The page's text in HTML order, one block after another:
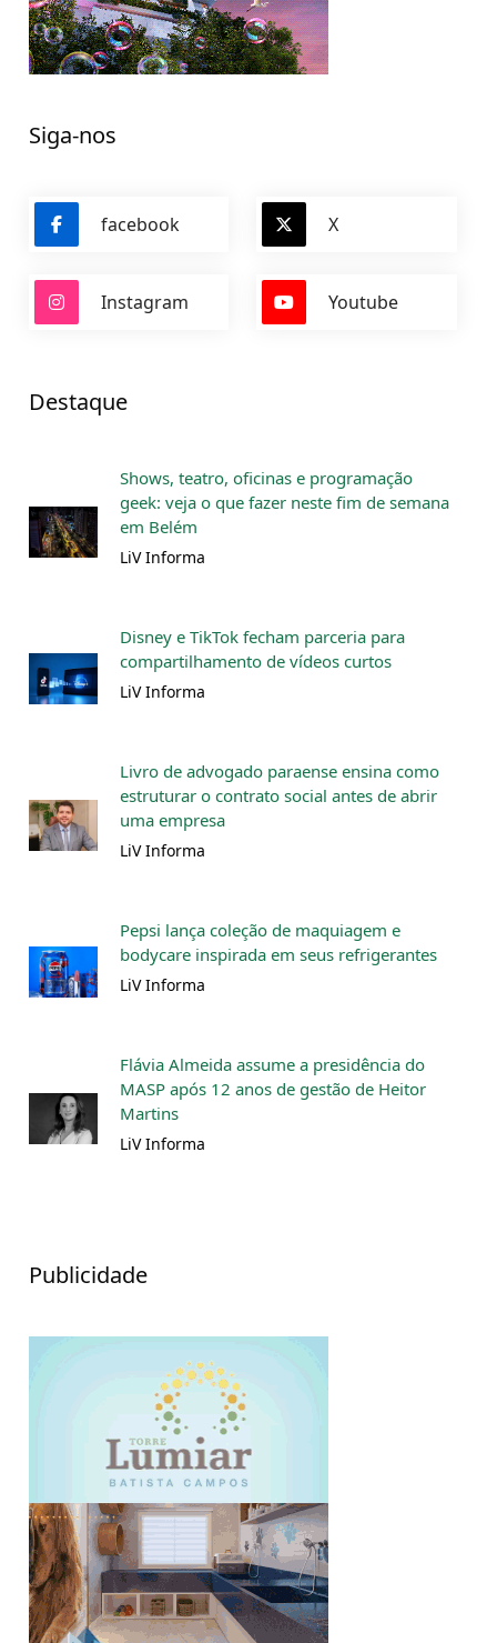
Siga-nos
facebook X
Instagram Youtube
Destaque
Shows, teatro, oficinas e programação
geek: veja o que fazer neste fim de semana
em Belém
LiV Informa
Disney e TikTok fecham parceria para
compartilhamento de vídeos curtos
LiV Informa
Livro de advogado paraense ensina como
estruturar o contrato social antes de abrir
uma empresa
LiV Informa
Pepsi lança coleção de maquiagem e
bodycare inspirada em seus refrigerantes
LiV Informa
Flávia Almeida assume a presidência do
MASP após 12 anos de gestão de Heitor
Martins
LiV Informa
Publicidade